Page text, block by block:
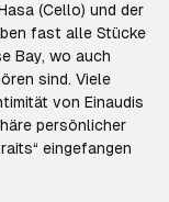
(Cello) und der
fast alle Stücke
Bay, wo auch
sind. Viele
von Einaudis
persönlicher
eingefangen